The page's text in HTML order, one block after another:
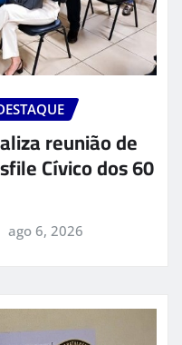
reunião de
Cívico dos 60
ago 6, 2026